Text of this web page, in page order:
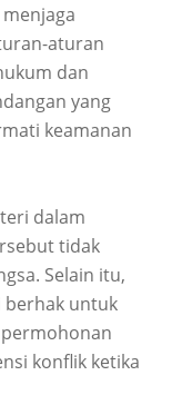
aturan
dan
yang
keamanan
dalam
tidak
Selain itu,
berhak untuk
konflik ketika